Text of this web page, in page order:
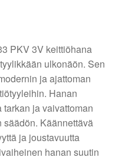
PKV 3V keittiöhana
ulkonäön. Sen
ja ajattoman
Hanan
ja vaivattoman
Käännettävä
ja joustavuutta
hanan suutin